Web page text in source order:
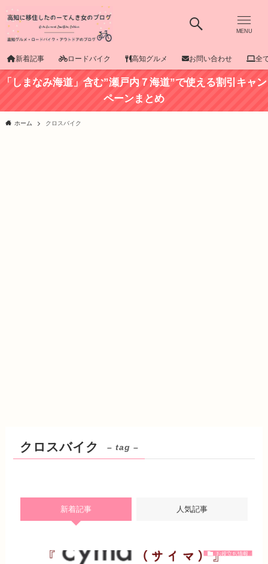
MENU
新着記事 ロードバイク 高知グルメ お問い合わせ 全
「しまなみ海道」含む”瀬戸内７海道”で使える割引キャン
ペーンまとめ
ホーム クロスバイク
クロスバイク – tag –
新着記事 人気記事
お役立ち情報